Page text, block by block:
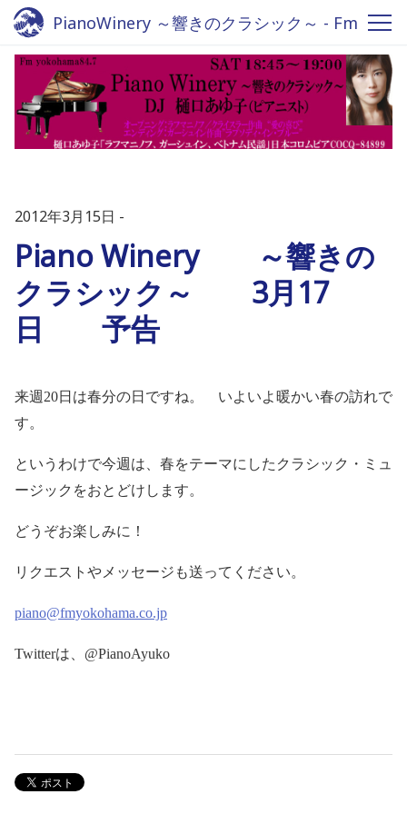
PianoWinery ～響きのクラシック～ - Fm
yokohama 84.7
2012年3月15日
Piano Winery ～響きの
クラシック～ 3月17
日 予告
来週 20日は春分の日ですね。 いよいよ暖かい春の訪れで
す。
というわけで今週は、春をテーマにしたクラシック・ミュ
ージックをおとどけします。
どうぞお楽しみに！
リクエストやメッセージも送ってください。
piano@fmyokohama.co.jp
Twitterは、 @PianoAyuko